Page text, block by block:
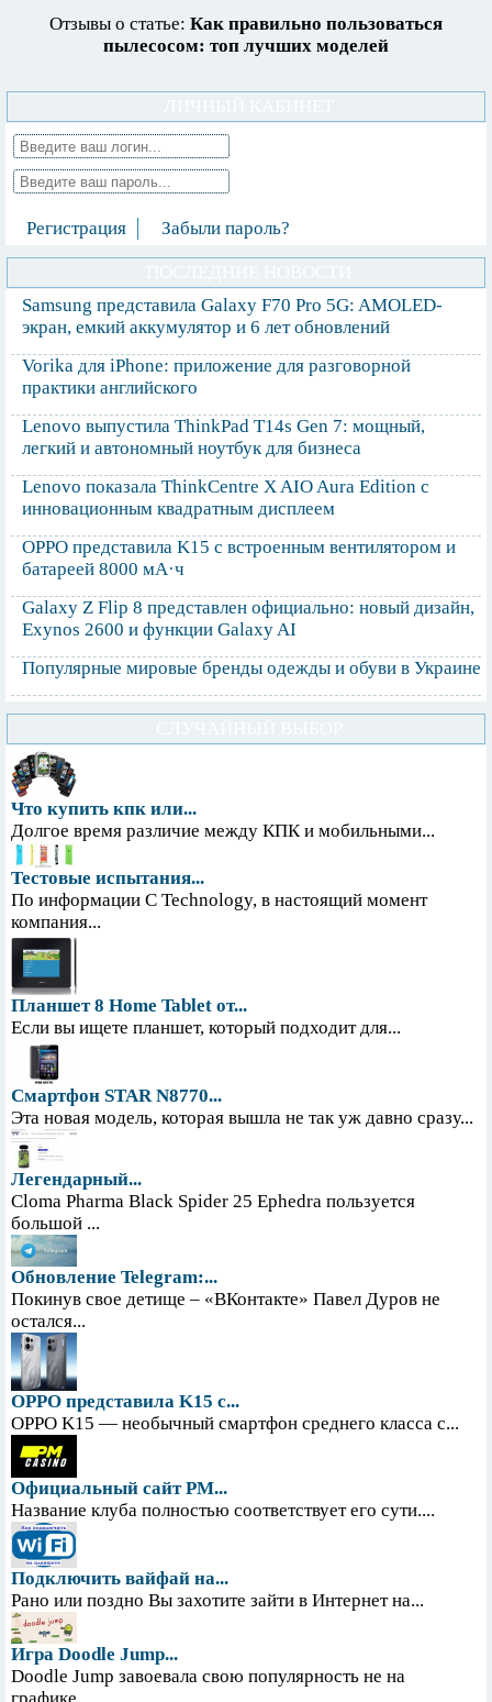
Отзывы о статье: Как правильно пользоваться
пылесосом: топ лучших моделей
Регистрация Забыли пароль?
Samsung представила Galaxy F70 Pro 5G: AMOLED-
экран, емкий аккумулятор и 6 лет обновлений
Vorika для iPhone: приложение для разговорной
практики английского
Lenovo выпустила ThinkPad T14s Gen 7: мощный,
легкий и автономный ноутбук для бизнеса
Lenovo показала ThinkCentre X AIO Aura Edition с
инновационным квадратным дисплеем
OPPO представила K15 с встроенным вентилятором и
батареей 8000 мА·ч
Galaxy Z Flip 8 представлен официально: новый дизайн,
Exynos 2600 и функции Galaxy AI
Популярные мировые бренды одежды и обуви в Украине
Что купить кпк или...
Долгое время различие между КПК и мобильными...
Тестовые испытания...
По информации С Technology, в настоящий момент
компания...
Планшет 8 Home Tablet от...
Если вы ищете планшет, который подходит для...
Смартфон STAR N8770...
Эта новая модель, которая вышла не так уж давно сразу...
Легендарный...
Cloma Pharma Black Spider 25 Ephedra пользуется
большой ...
Обновление Telegram:...
Покинув свое детище – «ВКонтакте» Павел Дуров не
остался...
OPPO представила K15 с...
OPPO K15 — необычный смартфон среднего класса с...
Официальный сайт PM...
Название клуба полностью соответствует его сути....
Подключить вайфай на...
Рано или поздно Вы захотите зайти в Интернет на...
Игра Doodle Jump...
Doodle Jump завоевала свою популярность не на